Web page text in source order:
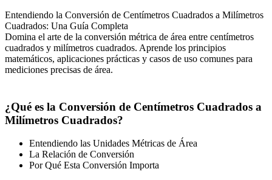
Entendiendo la Conversión de Centímetros Cuadrados a Milímetros
Cuadrados: Una Guía Completa
Domina el arte de la conversión métrica de área entre centímetros
cuadrados y milímetros cuadrados. Aprende los principios
matemáticos, aplicaciones prácticas y casos de uso comunes para
mediciones precisas de área.
¿Qué es la Conversión de Centímetros Cuadrados a
Milímetros Cuadrados?
Entendiendo las Unidades Métricas de Área
La Relación de Conversión
Por Qué Esta Conversión Importa